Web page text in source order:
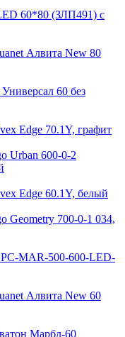
60*80 (ЗЛП491) с
Алвита New 80
60 без
Edge 70.1Y, графит
Urban 600-0-2
Edge 60.1Y, белый
Geometry 700-0-1 034,
MAR-500-600-LED-
Алвита New 60
Марбл-60